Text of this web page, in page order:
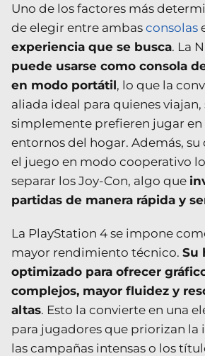
Uno de los factores más
de elegir entre ambas consolas
experiencia que se busca. La
puede usarse como consola
en modo portátil, lo que la
aliada ideal para quienes viajan,
simplemente prefieren jugar
entornos del hogar. Además,
el juego en modo cooperativo
separar los Joy-Con, algo que
partidas de manera rápida y
La PlayStation 4 se impone
mayor rendimiento técnico. Su
optimizado para ofrecer
complejos, mayor fluidez y
altas. Esto la convierte en una
para jugadores que priorizan la
las campañas intensas o los